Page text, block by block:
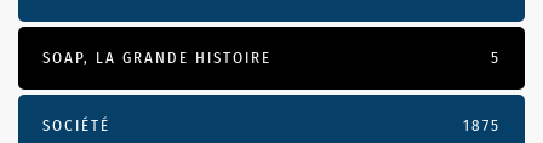
SOAP, LA GRANDE HISTOIRE 5
SOCIÉTÉ 1875